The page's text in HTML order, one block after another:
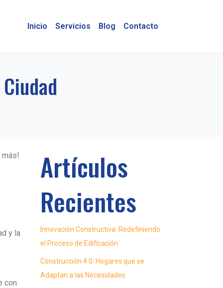
Inicio Servicios Blog Contacto
y la
con
Artículos
Recientes
Innovación Constructiva: Redefiniendo
el Proceso de Edificación
Construcción 4.0: Hogares que se
Adaptan a las Necesidades